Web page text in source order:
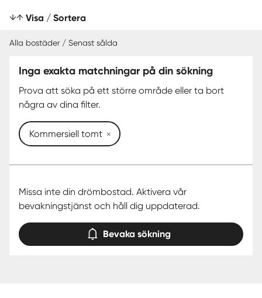
Visa / Sortera
SENAST SÅLDA
Alla bostäder / Senast sålda
Inga exakta matchningar på din sökning
Prova att söka på ett större område eller ta bort
några av dina filter.
Kommersiell tomt
Missa inte din drömbostad. Aktivera vår
bevakningstjänst och håll dig uppdaterad.
Bevaka sökning